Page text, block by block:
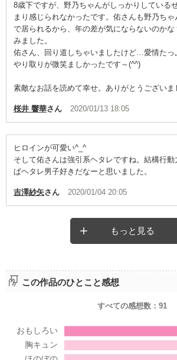
8歳下ですが、野乃ちゃんがしっかりしている
まり感じられなかったです。佑さんも野乃ち
で居られるから、年の差が気にならないのか
みました。
佑さん、回り道しちゃいましたけど…愛情たっ
やり取りが微笑ましかったです～(^^)
素敵なお話を読めて幸せ。ありがとうございま
桜井 響華さん 2020/01/13 18:05
ヒロインが可愛い^_^
そして佑さんは強引系ヘタレですね。結構行
ぱヘタレ男子好きだなーと思いました。
吉澤紗矢さん 2020/01/04 20:05
もっと見る
この作品のひとこと感想
すべての感想数： 91